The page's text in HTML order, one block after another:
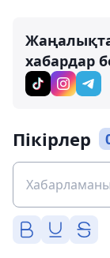
хабардар
Пікірлер